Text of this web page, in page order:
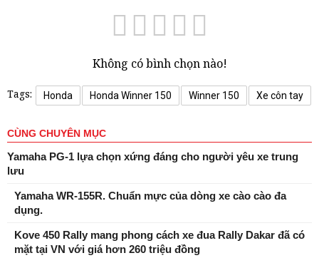
Không có bình chọn nào!
Tags: Honda Honda Winner 150 Winner 150 Xe côn tay
CÙNG CHUYÊN MỤC
Yamaha PG-1 lựa chọn xứng đáng cho người yêu xe trung
lưu
Yamaha WR-155R. Chuẩn mực của dòng xe cào cào đa
dụng.
Kove 450 Rally mang phong cách xe đua Rally Dakar đã có
mặt tại VN với giá hơn 260 triệu đồng